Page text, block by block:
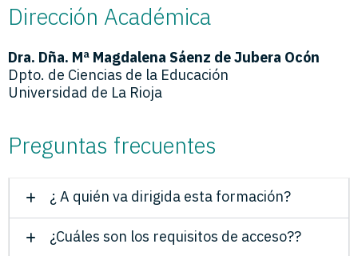
Dirección Académica
Dra. Dña. Mª Magdalena Sáenz de Jubera Ocón
Dpto. de Ciencias de la Educación
Universidad de La Rioja
Preguntas frecuentes
¿ A quién va dirigida esta formación?
¿Cuáles son los requisitos de acceso??